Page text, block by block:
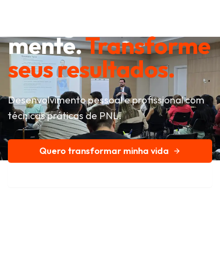
mente.Transforme
seus resultados.
Desenvolvimento pessoal e profissional com
técnicas práticas de PNL.
Quero transformar minha vida